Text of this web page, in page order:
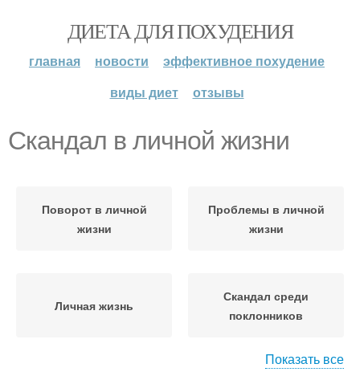
ДИЕТА ДЛЯ ПОХУДЕНИЯ
главная новости
эффективное похудение
виды диет
отзывы
Скандал в личной жизни
Поворот в личной
жизни
Проблемы в личной
жизни
Личная жизнь
Скандал среди
поклонников
Показать все